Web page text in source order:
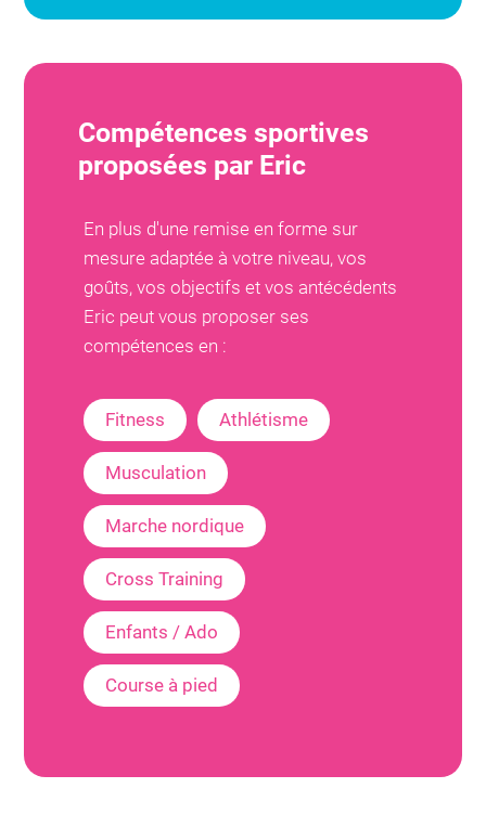
Compétences sportives
proposées par Eric
En plus d'une remise en forme sur
mesure adaptée à votre niveau, vos
goûts, vos objectifs et vos antécédents
Eric peut vous proposer ses
compétences en :
Fitness Athlétisme
Musculation
Marche nordique
Cross Training
Enfants / Ado
Course à pied